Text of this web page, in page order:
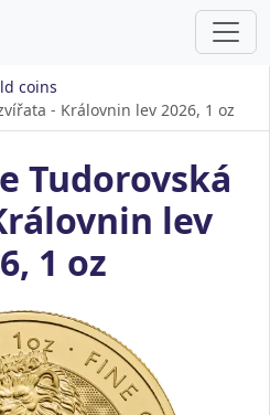
coins
- Královnin lev 2026, 1 oz
Tudorovská
lev
1 oz